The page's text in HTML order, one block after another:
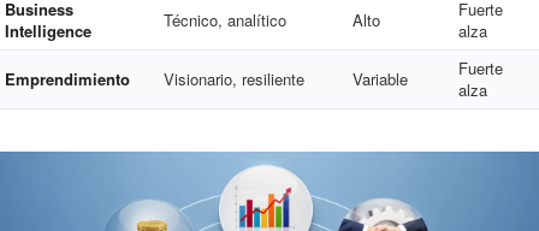
Business
Intelligence
Técnico, analítico Alto
Fuerte
alza
Emprendimiento Visionario, resiliente Variable
Fuerte
alza